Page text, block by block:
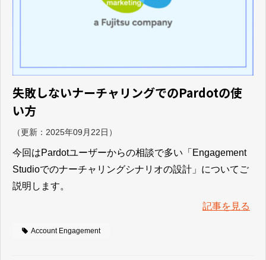
失敗しないナーチャリングでのPardotの使
い方
（更新： 2025年09月22日 ）
今回はPardotユーザーからの相談で多い「Engagement
Studioでのナーチャリングシナリオの設計」についてご
説明します。
記事を見る
Account Engagement